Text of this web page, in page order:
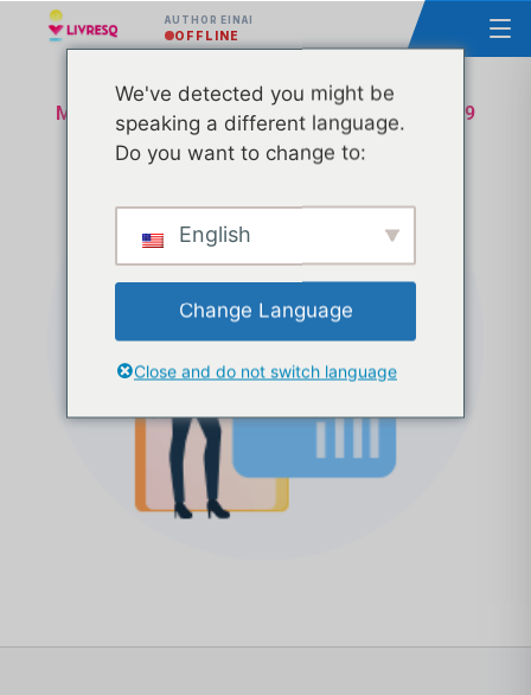
AUTHOR ΕΊΝΑΙ
OFFLINE
Μάθημα - Βασικές αρχές του LIVRESQ - Ομάδα 9
We've detected you might be
speaking a different language.
Do you want to change to:
English
Change Language
Close and do not switch language